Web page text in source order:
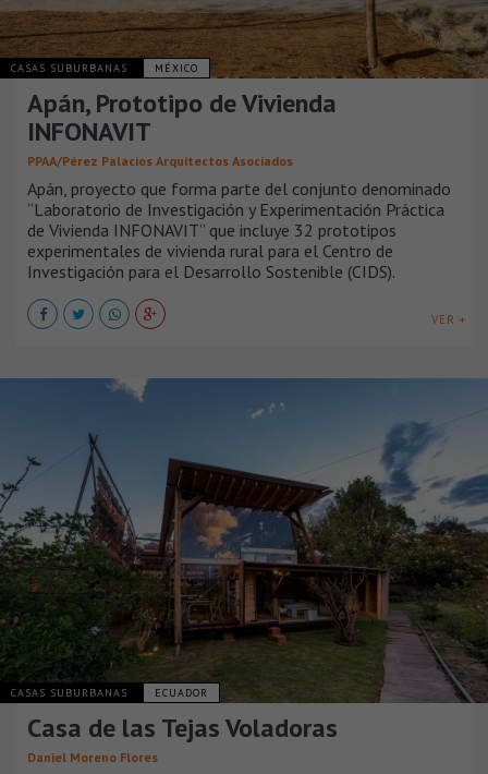
CASAS SUBURBANAS MÉXICO
Apán, Prototipo de Vivienda
INFONAVIT
PPAA/Pérez Palacios Arquitectos Asociados
Apán, proyecto que forma parte del conjunto denominado
“Laboratorio de Investigación y Experimentación Práctica
de Vivienda INFONAVIT” que incluye 32 prototipos
experimentales de vivienda rural para el Centro de
Investigación para el Desarrollo Sostenible (CIDS).
VER +
CASAS SUBURBANAS ECUADOR
Casa de las Tejas Voladoras
Daniel Moreno Flores